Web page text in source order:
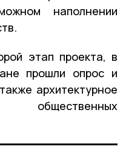
наполнении
этап проекта, в
прошли опрос и
архитектурное
общественных